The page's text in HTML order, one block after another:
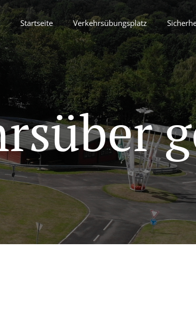
Startseite Verkehrsübungsplatz